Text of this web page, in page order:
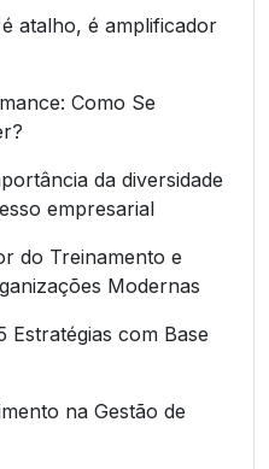
atalho, é amplificador
Como Se
da diversidade
empresarial
do Treinamento e
Modernas
Estratégias com Base
na Gestão de